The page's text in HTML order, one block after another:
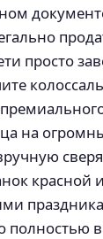
просто
на
красной
полностью